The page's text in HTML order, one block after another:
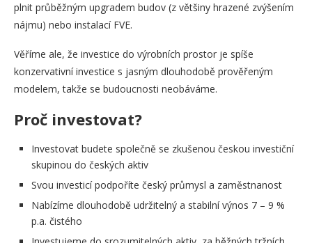
plnit průběžným upgradem budov (z většiny hrazené zvýšením
nájmu) nebo instalací FVE.
Věříme ale, že investice do výrobních prostor je spíše
konzervativní investice s jasným dlouhodobě prověřeným
modelem, takže se budoucnosti neobáváme.
Proč investovat?
Investovat budete společně se zkušenou českou investiční
skupinou do českých aktiv
Svou investicí podpoříte český průmysl a zaměstnanost
Nabízíme dlouhodobě udržitelný a stabilní výnos 7 – 9 %
p.a. čistého